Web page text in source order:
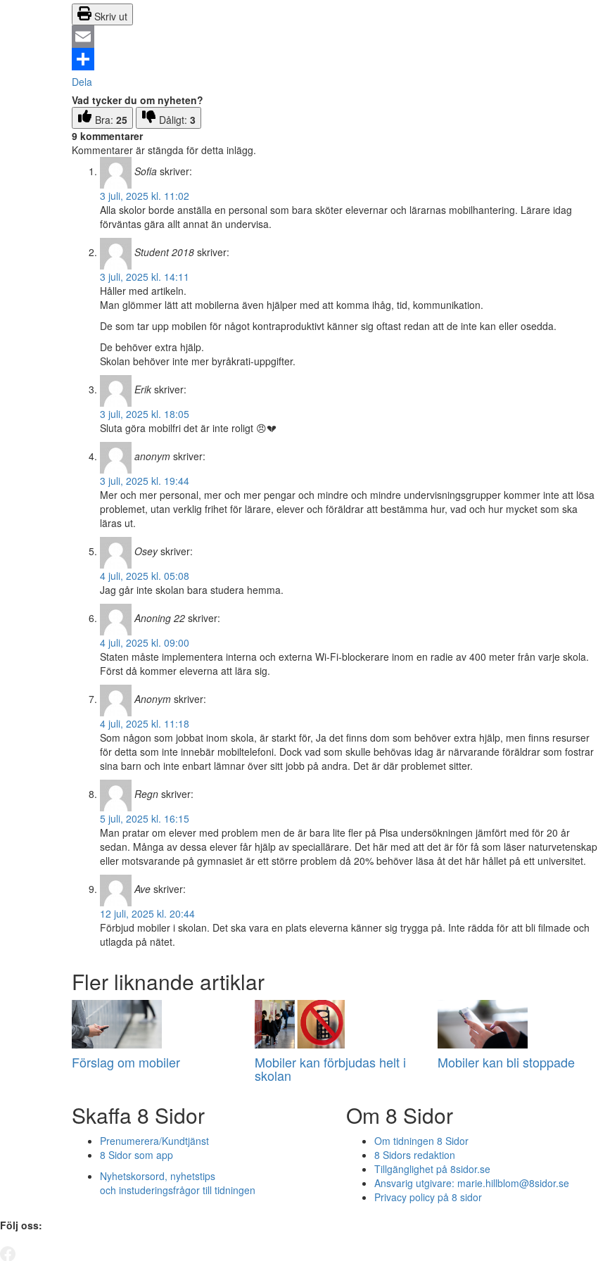
Skriv ut
Email
Dela
Vad tycker du om nyheten?
Bra: 25 Dåligt: 3
9 kommentarer
Kommentarer är stängda för detta inlägg.
Sofia skriver:
3 juli, 2025 kl. 11:02
Alla skolor borde anställa en personal som bara sköter elevernar och lärarnas mobilhantering. Lärare idag
förväntas gära allt annat än undervisa.
Student 2018 skriver:
3 juli, 2025 kl. 14:11
Håller med artikeln.
Man glömmer lätt att mobilerna även hjälper med att komma ihåg, tid, kommunikation.
De som tar upp mobilen för något kontraproduktivt känner sig oftast redan att de inte kan eller osedda.
De behöver extra hjälp.
Skolan behöver inte mer byråkrati-uppgifter.
Erik skriver:
3 juli, 2025 kl. 18:05
Sluta göra mobilfri det är inte roligt 😠💔
anonym skriver:
3 juli, 2025 kl. 19:44
Mer och mer personal, mer och mer pengar och mindre och mindre undervisningsgrupper kommer inte att lösa
problemet, utan verklig frihet för lärare, elever och föräldrar att bestämma hur, vad och hur mycket som ska
läras ut.
Osey skriver:
4 juli, 2025 kl. 05:08
Jag går inte skolan bara studera hemma.
Anoning 22 skriver:
4 juli, 2025 kl. 09:00
Staten måste implementera interna och externa Wi-Fi-blockerare inom en radie av 400 meter från varje skola.
Först då kommer eleverna att lära sig.
Anonym skriver:
4 juli, 2025 kl. 11:18
Som någon som jobbat inom skola, är starkt för, Ja det finns dom som behöver extra hjälp, men finns resurser
för detta som inte innebär mobiltelefoni. Dock vad som skulle behövas idag är närvarande föräldrar som fostrar
sina barn och inte enbart lämnar över sitt jobb på andra. Det är där problemet sitter.
Regn skriver:
5 juli, 2025 kl. 16:15
Man pratar om elever med problem men de är bara lite fler på Pisa undersökningen jämfört med för 20 år
sedan. Många av dessa elever får hjälp av speciallärare. Det här med att det är för få som läser naturvetenskap
eller motsvarande på gymnasiet är ett större problem då 20% behöver läsa åt det här hållet på ett universitet.
Ave skriver:
12 juli, 2025 kl. 20:44
Förbjud mobiler i skolan. Det ska vara en plats eleverna känner sig trygga på. Inte rädda för att bli filmade och
utlagda på nätet.
Fler liknande artiklar
Förslag om mobiler Mobiler kan förbjudas helt i
skolan
Mobiler kan bli stoppade
Skaffa 8 Sidor
Prenumerera/Kundtjänst
8 Sidor som app
Nyhetskorsord, nyhetstips
och instuderingsfrågor till tidningen
Om 8 Sidor
Om tidningen 8 Sidor
8 Sidors redaktion
Tillgänglighet på 8sidor.se
Ansvarig utgivare: marie.hillblom@8sidor.se
Privacy policy på 8 sidor
Följ oss: